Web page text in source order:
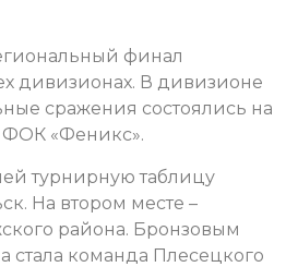
финал
дивизионах. В дивизионе
сражения состоялись на
ФОК «Феникс».
турнирную таблицу
На втором месте –
района. Бронзовым
стала команда Плесецкого